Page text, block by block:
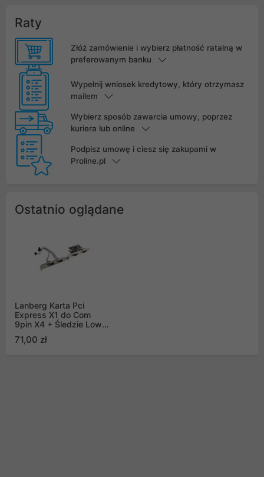
Raty
Złóż zamówienie i wybierz płatność ratalną w
preferowanym banku
Wypełnij wniosek kredytowy, który otrzymasz
mailem
Wybierz sposób zawarcia umowy, poprzez
kuriera lub online
Podpisz umowę i ciesz się zakupami w
Proline.pl
Ostatnio oglądane
Lanberg Karta Pci
Express X1 do Com
9pin X4 + Śledzie Low
71,00 zł